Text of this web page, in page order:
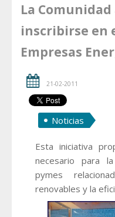
La
inscribirse en
Empresas
21-02-2011
Noticias
Esta iniciativa
necesario para
pymes
renovables y la